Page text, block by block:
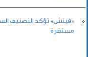
مستقرة